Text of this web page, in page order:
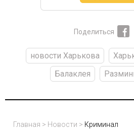
Поделиться
новости Харькова
Балаклея
Главная > Новости > Криминал